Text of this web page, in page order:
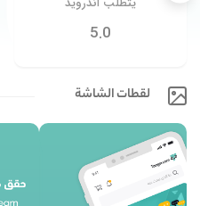
5.0
لقطات الشاشة